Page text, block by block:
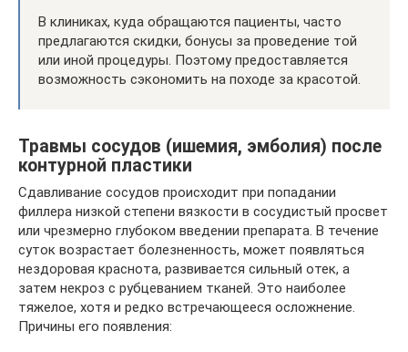
В клиниках, куда обращаются пациенты, часто
предлагаются скидки, бонусы за проведение той
или иной процедуры. Поэтому предоставляется
возможность сэкономить на походе за красотой.
Травмы сосудов (ишемия, эмболия) после
контурной пластики
Сдавливание сосудов происходит при попадании
филлера низкой степени вязкости в сосудистый просвет
или чрезмерно глубоком введении препарата. В течение
суток возрастает болезненность, может появляться
нездоровая краснота, развивается сильный отек, а
затем некроз с рубцеванием тканей. Это наиболее
тяжелое, хотя и редко встречающееся осложнение.
Причины его появления: